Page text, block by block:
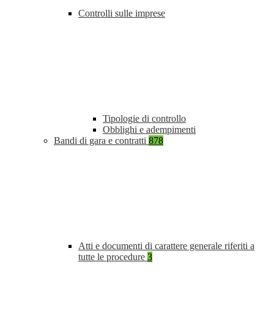
Controlli sulle imprese
Tipologie di controllo
Obblighi e adempimenti
Bandi di gara e contratti 878
Atti e documenti di carattere generale riferiti a
tutte le procedure 3